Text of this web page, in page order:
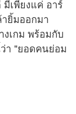
เพียงแค่ อาร์
ยิ้มออกมา
งเกม พร้อมกับ
า "ยอดคนย่อม